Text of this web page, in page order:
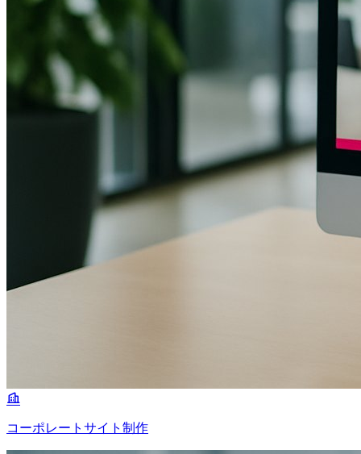
コーポレートサイト制作